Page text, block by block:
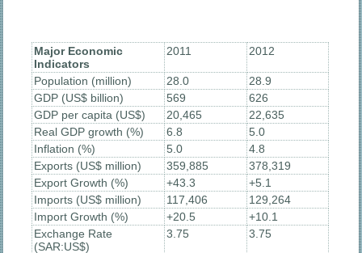
Major Economic
Indicators
2011 2012
Population (million) 28.0
28.9
GDP (US$ billion)
569
626
GDP per capita (US$)
20,465
22,635
Real GDP growth (%)
6.8
5.0
Inflation (%)
5.0
4.8
Exports (US$ million)
359,885
378,319
Export Growth (%)
+43.3
+5.1
Imports (US$ million)
117,406
129,264
Import Growth (%)
+20.5
+10.1
Exchange Rate
(SAR:US$)
3.75 3.75